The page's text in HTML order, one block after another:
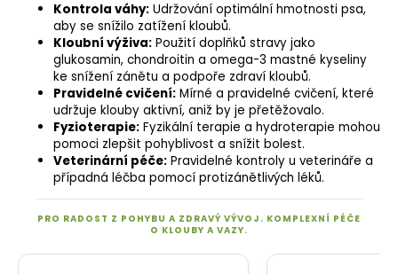
Kontrola váhy: Udržování optimální hmotnosti psa,
aby se snížilo zatížení kloubů.
Kloubní výživa: Použití doplňků stravy jako
glukosamin, chondroitin a omega-3 mastné kyseliny
ke snížení zánětu a podpoře zdraví kloubů.
Pravidelné cvičení: Mírné a pravidelné cvičení, které
udržuje klouby aktivní, aniž by je přetěžovalo.
Fyzioterapie: Fyzikální terapie a hydroterapie mohou
pomoci zlepšit pohyblivost a snížit bolest.
Veterinární péče: Pravidelné kontroly u veterináře a
případná léčba pomocí protizánětlivých léků.